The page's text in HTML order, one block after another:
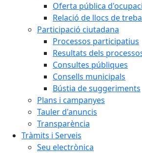
Oferta pública
Relació de llocs de
Participació ciutadana
Processos participatius
Resultats dels
Consultes públiques
Consells municipals
Bústia de suggeriments
Plans i campanyes
Tauler d'anuncis
Transparència
Tràmits i Serveis
Seu electrònica